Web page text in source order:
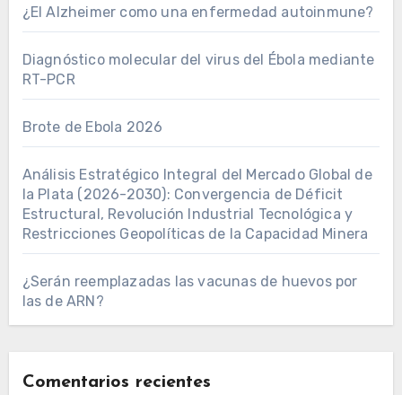
¿El Alzheimer como una enfermedad autoinmune?
Diagnóstico molecular del virus del Ébola mediante
RT-PCR
Brote de Ebola 2026
Análisis Estratégico Integral del Mercado Global de
la Plata (2026-2030): Convergencia de Déficit
Estructural, Revolución Industrial Tecnológica y
Restricciones Geopolíticas de la Capacidad Minera
¿Serán reemplazadas las vacunas de huevos por
las de ARN?
Comentarios recientes